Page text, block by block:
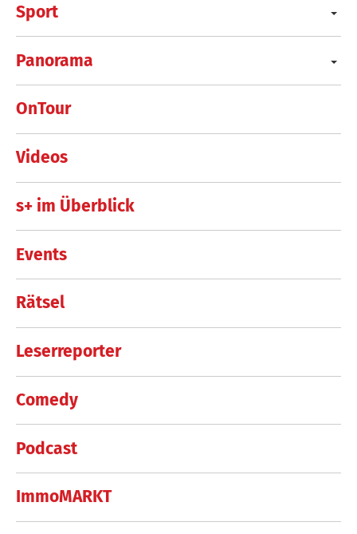
Sport
Panorama
OnTour
Videos
s+ im Überblick
Events
Rätsel
Leserreporter
Comedy
Podcast
ImmoMARKT